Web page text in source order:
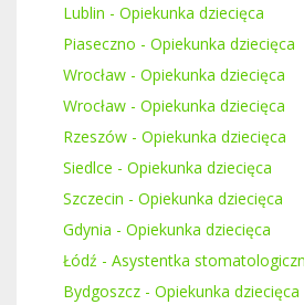
Lublin - Opiekunka dziecięca
Piaseczno - Opiekunka dziecięca
Wrocław - Opiekunka dziecięca
Wrocław - Opiekunka dziecięca
Rzeszów - Opiekunka dziecięca
Siedlce - Opiekunka dziecięca
Szczecin - Opiekunka dziecięca
Gdynia - Opiekunka dziecięca
Łódź - Asystentka
Bydgoszcz - Opiekunka dziecięca